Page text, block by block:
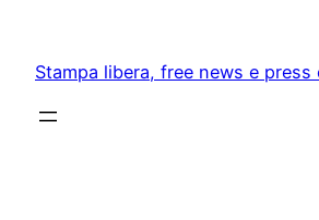
content
Stampa libera, free news e press